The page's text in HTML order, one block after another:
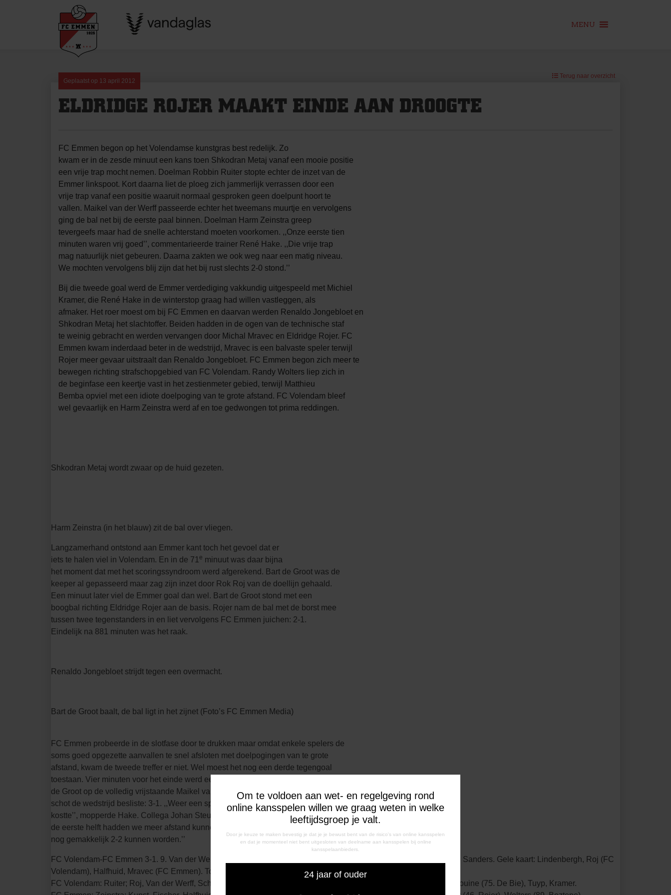
Om te voldoen aan wet- en regelgeving rond
online kansspelen willen we graag weten in welke
leeftijdsgroep je valt.
Door je keuze te maken bevestig je dat je je bewust bent van de risico's van online kansspelen
en dat je momenteel niet bent uitgesloten van deelname aan kansspelen bij online
kansspelaanbieders.
24 jaar of ouder
MENU
Geplaatst op 13 april 2012
Terug naar overzicht
ELDRIDGE ROJER MAAKT EINDE AAN DROOGTE
FC Emmen begon op het Volendamse kunstgras best redelijk. Zo
kwam er in de zesde minuut een kans toen Shkodran Metaj vanaf een mooie positie
een vrije trap mocht nemen. Doelman Robbin Ruiter stopte echter de inzet van de
Emmer linkspoot. Kort daarna liet de ploeg zich jammerlijk verrassen door een
vrije trap vanaf een positie waaruit normaal gesproken geen doelpunt hoort te
vallen. Maikel van der Werff passeerde echter het tweemans muurtje en vervolgens
ging de bal net bij de eerste paal binnen. Doelman Harm Zeinstra greep
tevergeefs maar had de snelle achterstand moeten voorkomen. ,,Onze eerste tien
minuten waren vrij goed’’, commentarieerde trainer René Hake. ,,Die vrije trap
mag natuurlijk niet gebeuren. Daarna zakten we ook weg naar een matig niveau.
We mochten vervolgens blij zijn dat het bij rust slechts 2-0 stond.’’
Bij die tweede goal werd de Emmer verdediging vakkundig uitgespeeld met Michiel
Kramer, die René Hake in de winterstop graag had willen vastleggen, als
afmaker. Het roer moest om bij FC Emmen en daarvan werden Renaldo Jongebloet en
Shkodran Metaj het slachtoffer. Beiden hadden in de ogen van de technische staf
te weinig gebracht en werden vervangen door Michal Mravec en Eldridge Rojer. FC
Emmen kwam inderdaad beter in de wedstrijd, Mravec is een balvaste speler terwijl
Rojer meer gevaar uitstraalt dan Renaldo Jongebloet. FC Emmen begon zich meer te
bewegen richting strafschopgebied van FC Volendam. Randy Wolters liep zich in
de beginfase een keertje vast in het zestienmeter gebied, terwijl Matthieu
Bemba opviel met een idiote doelpoging van te grote afstand. FC Volendam bleef
wel gevaarlijk en Harm Zeinstra werd af en toe gedwongen tot prima reddingen.
Shkodran Metaj wordt zwaar op de huid gezeten.
Harm Zeinstra (in het blauw) zit de bal over vliegen.
Langzamerhand ontstond aan Emmer kant toch het gevoel dat er
iets te halen viel in Volendam. En in de 71 e minuut was daar bijna
het moment dat met het scoringssyndroom werd afgerekend. Bart de Groot was de
keeper al gepasseerd maar zag zijn inzet door Rok Roj van de doellijn gehaald.
Een minuut later viel de Emmer goal dan wel. Bart de Groot stond met een
boogbal richting Eldridge Rojer aan de basis. Rojer nam de bal met de borst mee
tussen twee tegenstanders in en liet vervolgens FC Emmen juichen: 2-1.
Eindelijk na 881 minuten was het raak.
Renaldo Jongebloet strijdt tegen een overmacht.
Bart de Groot baalt, de bal ligt in het zijnet (Foto’s FC Emmen Media)
FC Emmen probeerde in de slotfase door te drukken maar omdat enkele spelers de
soms goed opgezette aanvallen te snel afsloten met doelpogingen van te grote
afstand, kwam de tweede treffer er niet. Wel moest het nog een derde tegengoal
toestaan. Vier minuten voor het einde werd een hoekschop doorgekopt door Bart
de Groot op de volledig vrijstaande Maikel van der Werff die met een fraai
schot de wedstrijd besliste: 3-1. ,,Weer een spelhervatting die ons de kop
kostte’’, mopperde Hake. Collega Johan Steur was daar en tegen opgelucht. ,,In
de eerste helft hadden we meer afstand kunnen nemen maar na de 2-1 had het ook
nog gemakkelijk 2-2 kunnen worden.’’
FC Volendam-FC Emmen 3-1. 9. Van der Werff, 36. Kramer 2-0, 72. Rojer 2-1, 86. Van der Werff 3-1. Scheidsrechter: Sanders. Gele kaart: Lindenbergh, Roj (FC
Volendam), Halfhuid, Mravec (FC Emmen). Toeschouwers: 2928.
FC Volendam: Ruiter; Roj, Van der Werff, Schilder, Koning, Lindenbergh (87. Bakkenes), Ahahaoui, Nick Tol, Tighadouine (75. De Bie), Tuyp, Kramer.